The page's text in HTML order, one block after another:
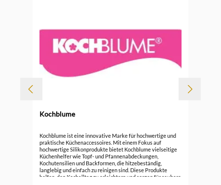
Kochblume
Kochblume ist eine innovative Marke für hochwertige und
praktische Küchenaccessoires. Mit einem Fokus auf
hochwertige Silikonprodukte bietet Kochblume vielseitige
Küchenhelfer wie Topf- und Pfannenabdeckungen,
Kochutensilien und Backformen, die hitzebeständig,
langlebig und einfach zu reinigen sind. Diese Produkte
helfen, den Kochalltag zu erleichtern und sorgen für saubere